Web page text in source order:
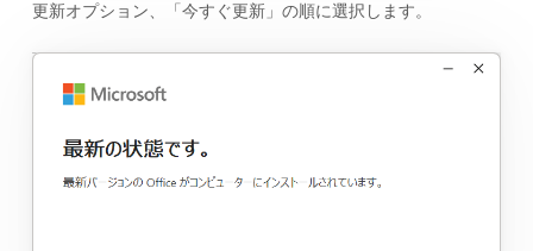
更新オプション、「今すぐ更新」の順に選択します。